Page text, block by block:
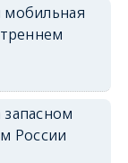
мобильная
России